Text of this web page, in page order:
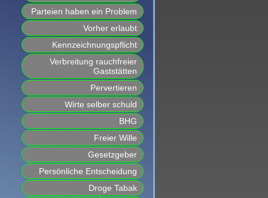
Parteien haben ein Problem
Vorher erlaubt
Kennzeichnungspflicht
Verbreitung rauchfreier
Gaststätten
Pervertieren
Wirte selber schuld
BHG
Freier Wille
Gesetzgeber
Persönliche Entscheidung
Droge Tabak